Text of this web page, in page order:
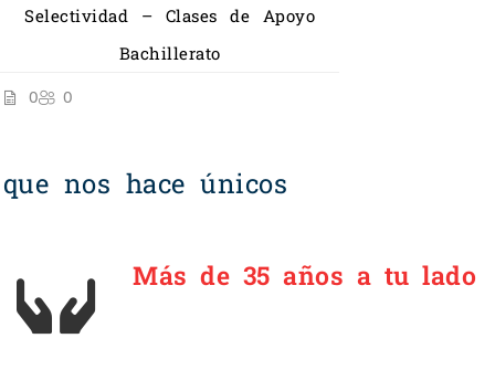
Selectividad – Clases de Apoyo
Bachillerato
0
0
nos hace únicos
Más de 35 años a tu lado